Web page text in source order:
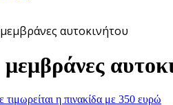
μεμβράνες αυτοκινήτου
μεμβράνες